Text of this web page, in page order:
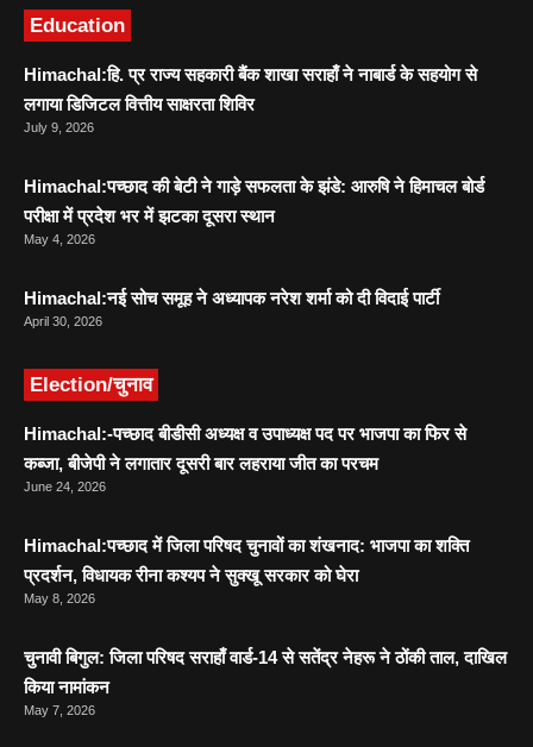
Education
Himachal:हि. प्र राज्य सहकारी बैंक शाखा सराहाँ ने नाबार्ड के सहयोग से
लगाया डिजिटल वित्तीय साक्षरता शिविर
July 9, 2026
Himachal:पच्छाद की बेटी ने गाड़े सफलता के झंडे: आरुषि ने हिमाचल बोर्ड
परीक्षा में प्रदेश भर में झटका दूसरा स्थान
May 4, 2026
Himachal:नई सोच समूह ने अध्यापक नरेश शर्मा को दी विदाई पार्टी
April 30, 2026
Election/चुनाव
Himachal:-पच्छाद बीडीसी अध्यक्ष व उपाध्यक्ष पद पर भाजपा का फिर से
कब्जा, बीजेपी ने लगातार दूसरी बार लहराया जीत का परचम
June 24, 2026
Himachal:पच्छाद में जिला परिषद चुनावों का शंखनाद: भाजपा का शक्ति
प्रदर्शन, विधायक रीना कश्यप ने सुक्खू सरकार को घेरा
May 8, 2026
चुनावी बिगुल: जिला परिषद सराहाँ वार्ड-14 से सतेंद्र नेहरू ने ठोंकी ताल, दाखिल
किया नामांकन
May 7, 2026